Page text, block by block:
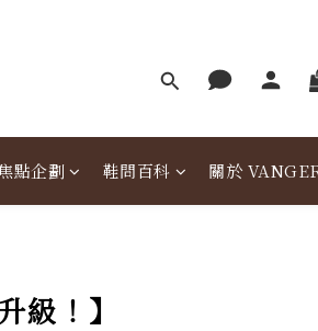
點企劃 鞋問百科 關於
級！】